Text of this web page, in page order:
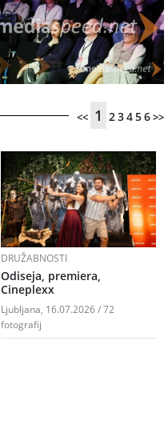
<< 1 23456>>
DRUŽABNOSTI
Odiseja, premiera,
Cineplexx
Ljubljana, 16.07.2026 / 72
fotografij